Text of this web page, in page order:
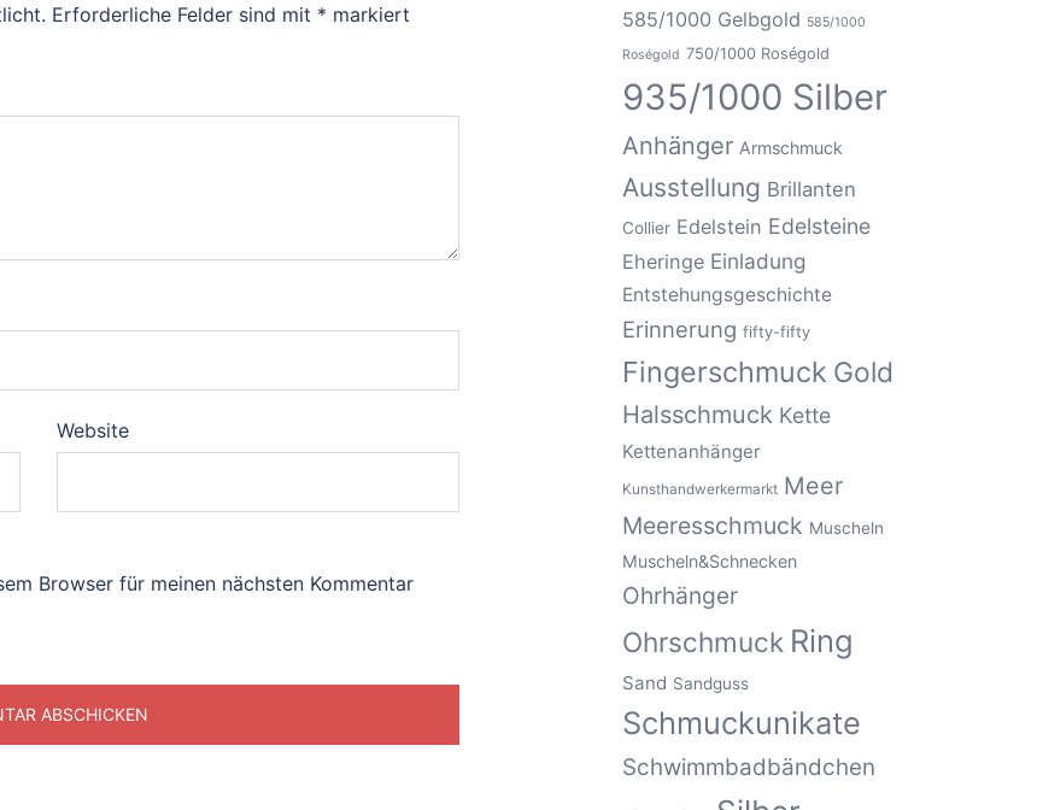
Erforderliche Felder sind mit * markiert
Website
Browser für meinen nächsten Kommentar
585/1000 Gelbgold 585/1000
Roségold 750/1000 Roségold
935/1000 Silber
Anhänger Armschmuck
Ausstellung Brillanten
Collier Edelstein Edelsteine
Eheringe Einladung
Entstehungsgeschichte
Erinnerung fifty-fifty
Fingerschmuck Gold
Halsschmuck Kette
Kettenanhänger
Kunsthandwerkermarkt Meer
Meeresschmuck Muscheln
Muscheln&Schnecken
Ohrhänger
Ohrschmuck Ring
Sand Sandguss
Schmuckunikate
Schwimmbadbändchen